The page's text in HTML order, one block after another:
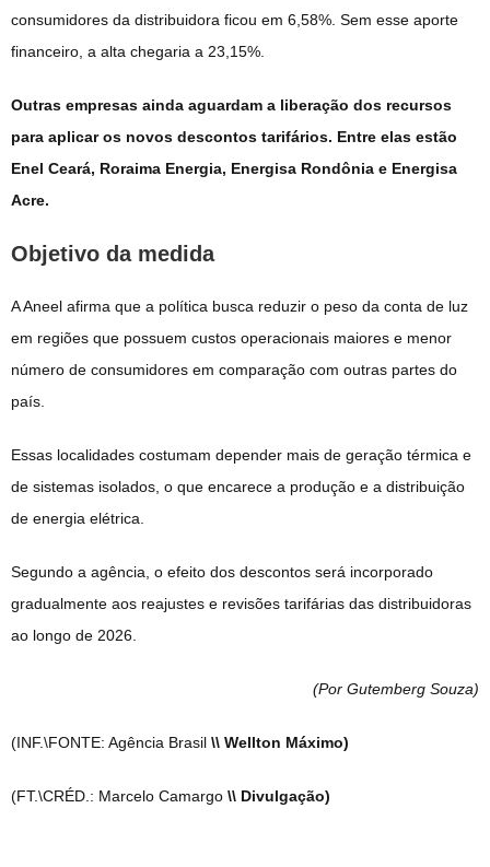
consumidores da distribuidora ficou em 6,58%. Sem esse aporte
financeiro, a alta chegaria a 23,15%.
Outras empresas ainda aguardam a liberação dos recursos
para aplicar os novos descontos tarifários. Entre elas estão
Enel Ceará, Roraima Energia, Energisa Rondônia e Energisa
Acre.
Objetivo da medida
A Aneel afirma que a política busca reduzir o peso da conta de luz
em regiões que possuem custos operacionais maiores e menor
número de consumidores em comparação com outras partes do
país.
Essas localidades costumam depender mais de geração térmica e
de sistemas isolados, o que encarece a produção e a distribuição
de energia elétrica.
Segundo a agência, o efeito dos descontos será incorporado
gradualmente aos reajustes e revisões tarifárias das distribuidoras
ao longo de 2026.
(Por Gutemberg Souza)
(INF.\FONTE: Agência Brasil \\ Wellton Máximo)
(FT.\CRÉD.: Marcelo Camargo \\ Divulgação)